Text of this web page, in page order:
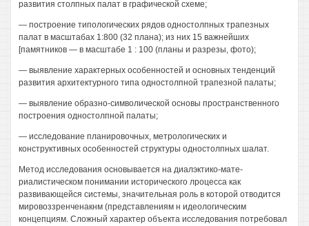
развития столпных палат в графической схеме;
— построение типологических рядов одностолпных трапезных
палат в масштабах 1:800 (32 плана); из них 15 важнейших
[памятников — в масштабе 1 : 100 (планы и разрезы, фото);
— выявление характерных особенностей и основных тенденций
развития архитектурного типа одностолпной трапезной палаты;
— выявление образно-символической основы пространственного
построения одностолпной палаты;
— исследование планировочных, метрологических и
конструктивных особенностей структуры одностолпных шалат.
Метод исследования основывается на диалэктико-мате-
риалистическом понимании исторического лроцесса как
развивающейся системы, значительная роль в которой отводится
мировоззренченакнм (представлениям н идеологическим
концепциям. Сложный характер объекта исследования потребовал